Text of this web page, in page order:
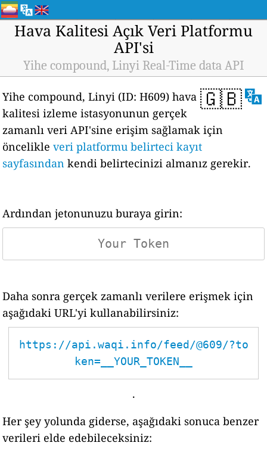
Hava Kalitesi Açık Veri Platformu
API'si
Yihe compound, Linyi Real-Time data API
🇬🇧
Yihe compound, Linyi (ID: H609) hava
kalitesi izleme istasyonunun gerçek
zamanlı veri API'sine erişim sağlamak için
öncelikleveri platformu belirteci kayıt
sayfasından kendi belirtecinizi almanız gerekir.
Ardından jetonunuzu buraya girin:
Daha sonra gerçek zamanlı verilere erişmek için
aşağıdaki URL'yi kullanabilirsiniz:
https://api.waqi.info/feed/@609/?to
ken=__YOUR_TOKEN__
.
Her şey yolunda giderse, aşağıdaki sonuca benzer
verileri elde edebileceksiniz: